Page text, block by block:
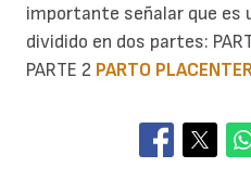
importante señalar que es
dividido en dos partes:
PARTE 2 PARTO